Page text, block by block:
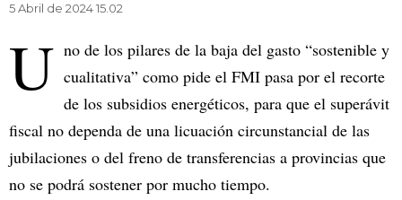
5 Abril de 2024 15.02
U no de los pilares de la baja del gasto “sostenible y
cualitativa” como pide el FMI pasa por el recorte
de los subsidios energéticos, para que el superávit
fiscal no dependa de una licuación circunstancial de las
jubilaciones o del freno de transferencias a provincias que
no se podrá sostener por mucho tiempo.